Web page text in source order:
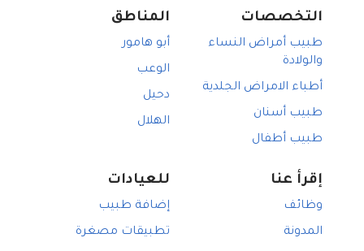
التخصصات
طبيب أمراض النساء
والولادة
أطباء الامراض الجلدية
طبيب أسنان
طبيب أطفال
المناطق
أبو هامور
الوعب
دحيل
الهلال
إقرأ عنا
وظائف
المدونة
للعيادات
إضافة طبيب
تطبيقات مصغرة